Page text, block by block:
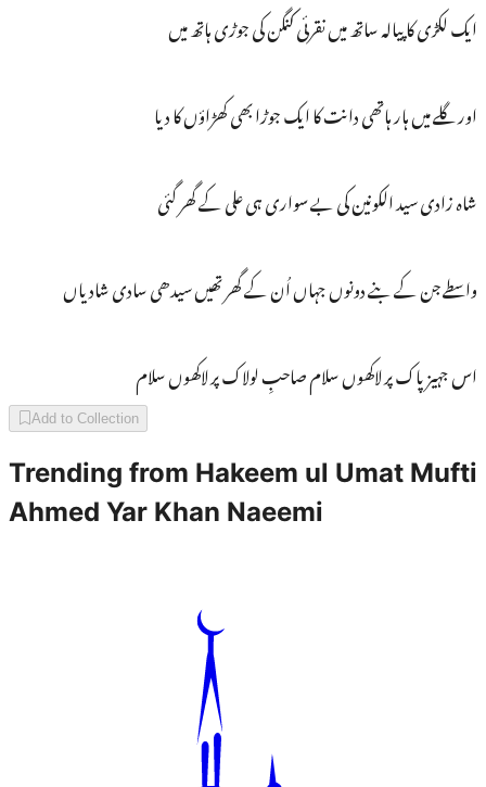
ایک لکڑی کا پیالہ ساتھ میں نقرئی کنگن کی جوڑی ہاتھ میں
اور گلے میں ہار ہاتھی دانت کا ایک جوڑا بھی کھڑاؤں کا دیا
شاہ زادی سید الکونین کی بے سواری ہی علی کے گھر گئی
واسطے جن کے بنے دونوں جہاں اُن کے گھر تھیں سیدھی سادی شادیاں
اس جہیز پاک پر لاکھوں سلام صاحبِ لولاک پر لاکھوں سلام
Add to Collection
Trending from Hakeem ul Umat Mufti
Ahmed Yar Khan Naeemi